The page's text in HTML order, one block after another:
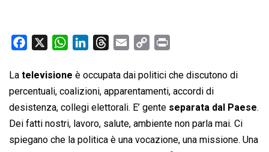
c
e
b
o
o
W
a
t
s
A
p
n
k
e
d
I
r
e
a
d
s
a
i
p
y
L
i
n
i
n
t
La televisione è occupata dai politici che discutono di
percentuali, coalizioni, apparentamenti, accordi di
desistenza, collegi elettorali. E’ gente separata dal Paese.
Dei fatti nostri, lavoro, salute, ambiente non parla mai. Ci
spiegano che la politica è una vocazione, una missione. Una